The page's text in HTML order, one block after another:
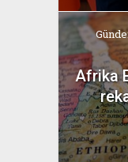
Afrika